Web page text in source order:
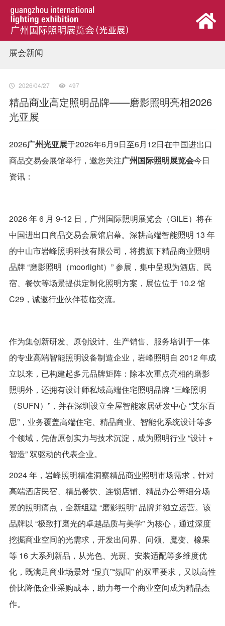
首页
展会概览
观众中心
参展中心
同期活动
联系我们
展会新闻
2026/04/27 497
精品商业高定照明品牌——磨影照明亮相2026
光亚展
2026广州光亚展于2026年6月9日至6月12日在中国进出口
商品交易会展馆举行，邀您关注广州国际照明展览会今日
资讯：
2026 年 6 月 9-12 日，广州国际照明展览会（GILE）将在
中国进出口商品交易会展馆启幕。深耕高端智能照明 13 年
的中山市岩峰照明科技有限公司，将携旗下精品商业照明
品牌 “磨影照明（moorlight）” 参展，集中呈现为酒店、民
宿、餐饮等场景提供定制化照明方案，展位位于 10.2 馆
C29，诚邀行业伙伴莅临交流。
作为集创新研发、原创设计、生产销售、服务培训于一体
的专业高端智能照明设备制造企业，岩峰照明自 2012 年成
立以来，已构建起多元品牌矩阵：除本次重点亮相的磨影
照明外，还拥有设计师私域高端住宅照明品牌 “三峰照明
（SUFN）”，并在深圳设立全屋智能家居研发中心 “艾尔百
思”，业务覆盖高端住宅、精品商业、智能化系统设计等多
个领域，凭借原创实力与技术沉淀，成为照明行业 “设计 +
智造” 双驱动的代表企业。
2024 年，岩峰照明精准洞察精品商业照明市场需求，针对
高端酒店民宿、精品餐饮、连锁店铺、精品办公等细分场
景的照明痛点，全新组建 “磨影照明” 品牌并独立运营。该
品牌以 “极致打磨光的卓越品质与美学” 为核心，通过深度
挖掘商业空间的光需求，开发出问界、问领、魔变、橡果
等 16 大系列新品，从光色、光斑、安装适配等多维度优
化，既满足商业场景对 “显真”“氛围” 的双重要求，又以高性
价比降低企业采购成本，助力每一个商业空间成为精品杰
作。